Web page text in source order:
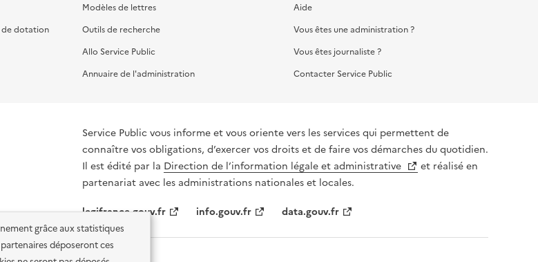
grâce aux statistiques
déposeront ces
de dotation
Modèles de lettres
Outils de recherche
Allo Service Public
Annuaire de l'administration
Aide
Vous êtes une administration ?
Vous êtes journaliste ?
Contacter Service Public
Service Public vous informe et vous oriente vers les services qui permettent de
connaître vos obligations, d’exercer vos droits et de faire vos démarches du quotidien.
Il est édité par la Direction de l’information légale et administrative
et réalisé en
partenariat avec les administrations nationales et locales.
legifrance.gouv.fr
info.gouv.fr data.gouv.fr